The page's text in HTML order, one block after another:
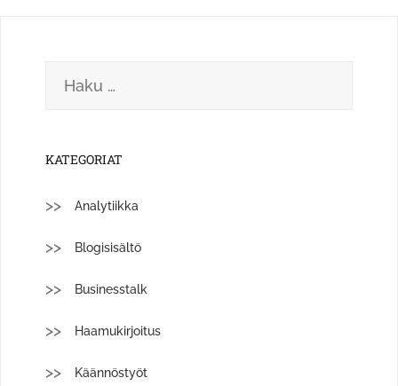
KATEGORIAT
Analytiikka
Blogisisältö
Businesstalk
Haamukirjoitus
Käännöstyöt